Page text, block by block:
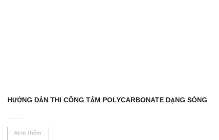
HƯỚNG DẪN THI CÔNG TẤM POLYCARBONATE DẠNG SÓNG
Xem thêm